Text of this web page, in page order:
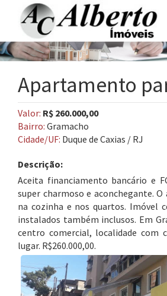
Apartamento
Valor: R$ 260.000,00
Bairro: Gramacho
Cidade/UF: Duque de Caxias / RJ
Descrição:
Aceita financiamento bancário e
super charmoso e aconchegante.
na cozinha e nos quartos. Imóvel
instalados também inclusos. Em
centro comercial, localidade com
lugar. R$260.000,00.